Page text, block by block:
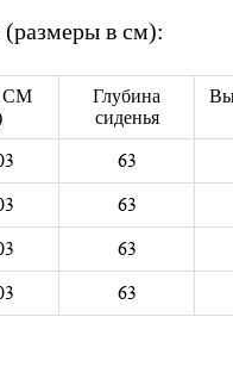
(размеры в см):
СМ
Глубина
сиденья
63
63
63
63